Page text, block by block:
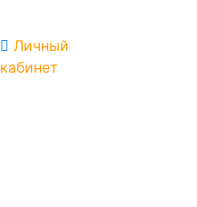
Личный
кабинет